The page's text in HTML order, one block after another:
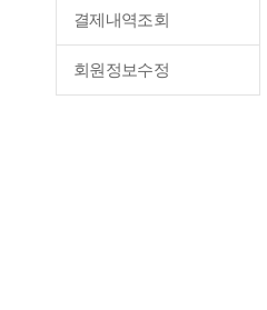
결제내역조회
회원정보수정